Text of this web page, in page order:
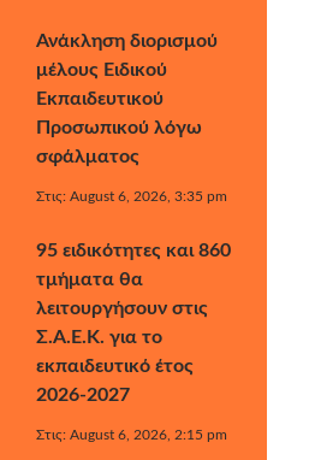
Ανάκληση διορισμού
μέλους Ειδικού
Εκπαιδευτικού
Προσωπικού λόγω
σφάλματος
Στις: August 6, 2026, 3:35 pm
95 ειδικότητες και 860
τμήματα θα
λειτουργήσουν στις
Σ.Α.Ε.Κ. για το
εκπαιδευτικό έτος
2026-2027
Στις: August 6, 2026, 2:15 pm